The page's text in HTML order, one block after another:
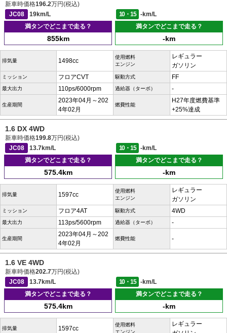
新車時価格196.2万円(税込)
JC08
19km/L 10・15
-km/L
満タンでどこまで走る？
855km
満タンでどこまで走る？
-km
排気量 1498cc
使用燃料
エンジン
レギュラー
ガソリン
ミッション フロアCVT 駆動方式 FF
最大出力 110ps/6000rpm 過給器（ターボ） -
生産期間
2023年04月～202
4年02月
燃費性能
H27年度燃費基準
+25%達成
1.6 DX 4WD
新車時価格199.8万円(税込)
JC08
13.7km/L 10・15
-km/L
満タンでどこまで走る？
575.4km
満タンでどこまで走る？
-km
排気量 1597cc
使用燃料
エンジン
レギュラー
ガソリン
ミッション フロア4AT 駆動方式 4WD
最大出力 113ps/5600rpm 過給器（ターボ） -
生産期間
2023年04月～202
4年02月
燃費性能 -
1.6 VE 4WD
新車時価格202.7万円(税込)
JC08
13.7km/L 10・15
-km/L
満タンでどこまで走る？
575.4km
満タンでどこまで走る？
-km
排気量 1597cc
使用燃料
エンジン
レギュラー